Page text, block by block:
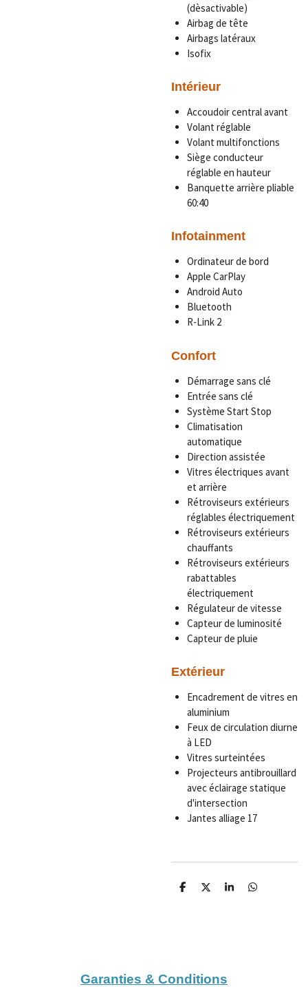
(dèsactivable)
Airbag de tête
Airbags latéraux
Isofix
Intérieur
Accoudoir central avant
Volant réglable
Volant multifonctions
Siège conducteur
réglable en hauteur
Banquette arrière pliable
60:40
Infotainment
Ordinateur de bord
Apple CarPlay
Android Auto
Bluetooth
R-Link 2
Confort
Démarrage sans clé
Entrée sans clé
Système Start Stop
Climatisation
automatique
Direction assistée
Vitres électriques avant
et arrière
Rétroviseurs extérieurs
réglables électriquement
Rétroviseurs extérieurs
chauffants
Rétroviseurs extérieurs
rabattables
électriquement
Régulateur de vitesse
Capteur de luminosité
Capteur de pluie
Extérieur
Encadrement de vitres en
aluminium
Feux de circulation diurne
à LED
Vitres surteintées
Projecteurs antibrouillard
avec éclairage statique
d'intersection
Jantes alliage 17
P
P
P
P
Garanties & Conditions